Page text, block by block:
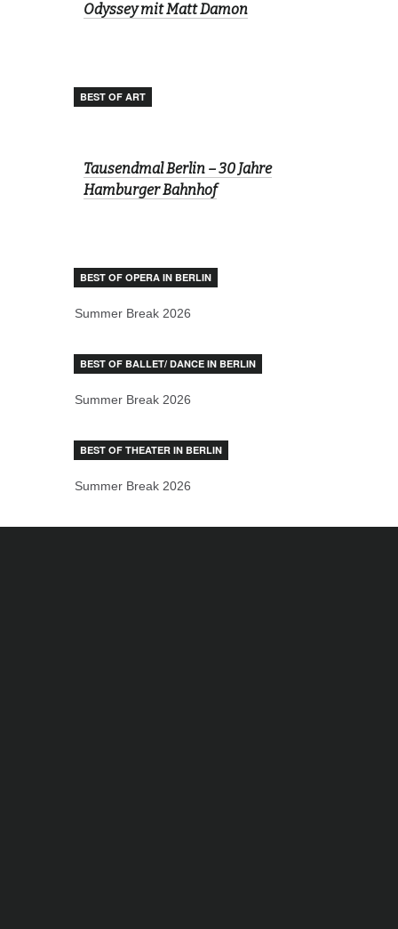
Odyssey mit Matt Damon
BEST OF ART
Tausendmal Berlin – 30 Jahre
Hamburger Bahnhof
BEST OF OPERA IN BERLIN
Summer Break 2026
BEST OF BALLET/ DANCE IN BERLIN
Summer Break 2026
BEST OF THEATER IN BERLIN
Summer Break 2026